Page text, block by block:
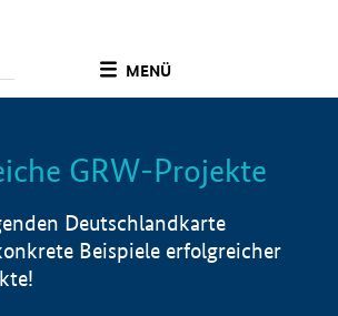
MENÜ
Info
GRW-Projekte
Deutschlandkarte
Beispiele erfolgreicher